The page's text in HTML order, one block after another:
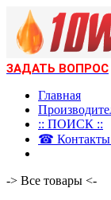
ЗАДАТЬ ВОПРОС
Главная
:: ПОИСК ::
☎ Контакты
-> Все товары <-